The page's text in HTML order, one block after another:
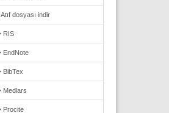
Atıf dosyası indir
RIS
EndNote
BibTex
Medlars
Procite